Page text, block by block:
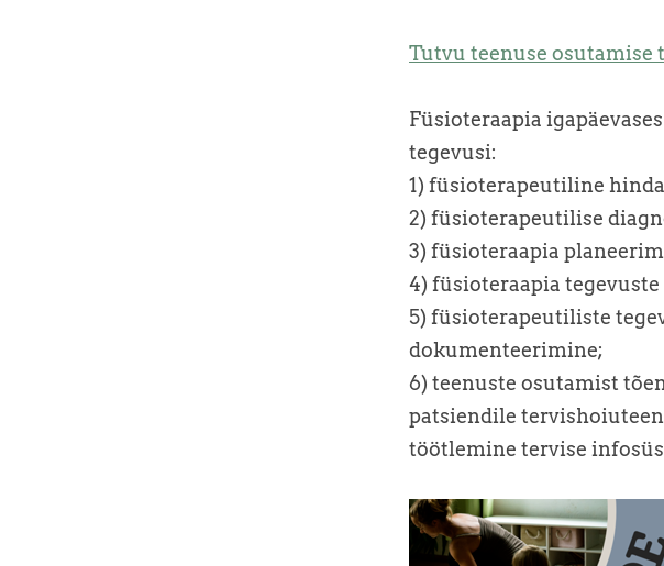
Tutvu teenuse osutamise
Füsioteraapia
tegevusi:
1) füsioterapeutiline
2) füsioterapeutilise
3) füsioteraapia
4) füsioteraapia
5) füsioterapeutiliste
dokumenteerimine;
6) teenuste osutamist
patsiendile
töötlemine tervise